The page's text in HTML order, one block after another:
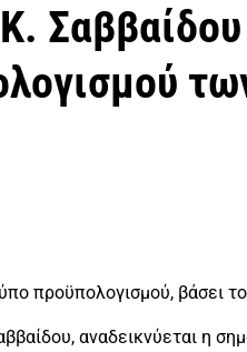
προϋπολογισμού, βάσει
αναδεικνύεται η